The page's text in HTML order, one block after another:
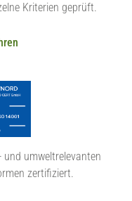
Kriterien geprüft.
umweltrelevanten
zertifiziert.